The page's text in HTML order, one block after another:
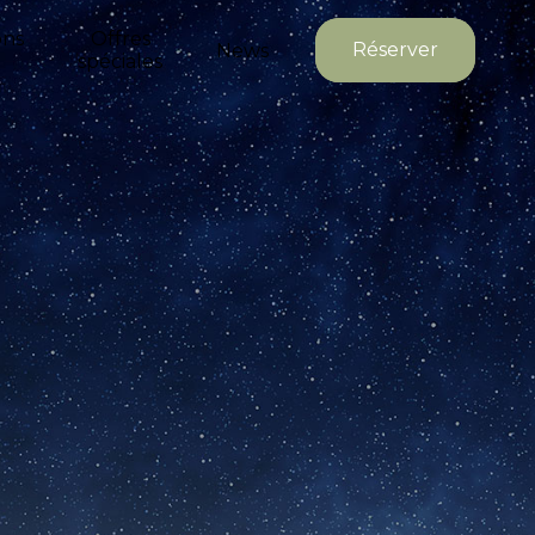
Offres
spéciales
News Réserver